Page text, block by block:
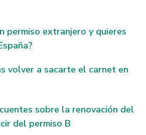
permiso extranjero y quieres
volver a sacarte el carnet en
sobre la renovación del
del permiso B